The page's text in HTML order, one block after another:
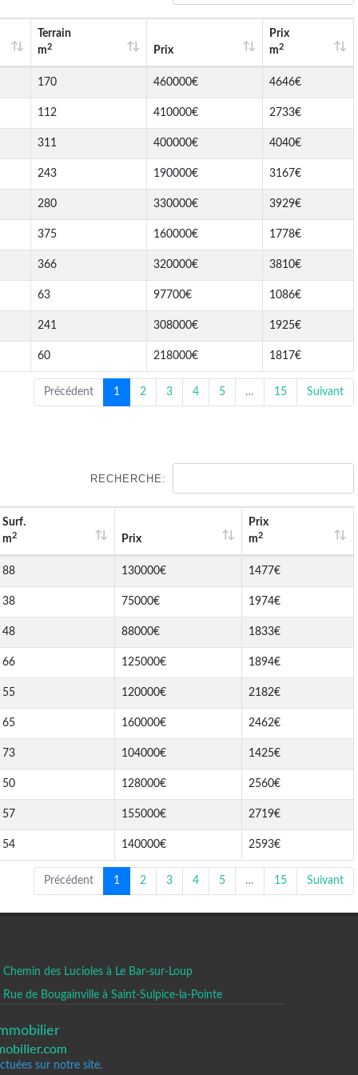
Terrain
m2 Prix
Prix
m2
170 460000€ 4646€
112 410000€ 2733€
311 400000€ 4040€
243 190000€ 3167€
280 330000€ 3929€
375 160000€ 1778€
366 320000€ 3810€
63 97700€ 1086€
241 308000€ 1925€
60 218000€ 1817€
Précédent 1 2 3 4 5 … 15 Suivant
RECHERCHE:
Surf.
m2 Prix
Prix
m2
88 130000€ 1477€
38 75000€ 1974€
48 88000€ 1833€
66 125000€ 1894€
55 120000€ 2182€
65 160000€ 2462€
73 104000€ 1425€
50 128000€ 2560€
57 155000€ 2719€
54 140000€ 2593€
Précédent 1 2 3 4 5 … 15 Suivant
Chemin des Lucioles à Le Bar-sur-Loup
Rue de Bougainville à Saint-Sulpice-la-Pointe
sur notre site.